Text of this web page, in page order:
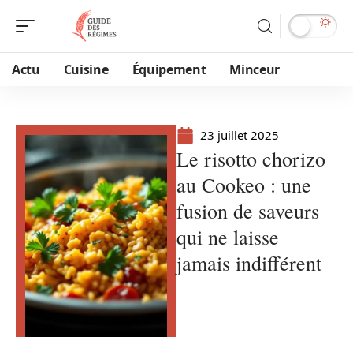
Actu Cuisine Équipement Minceur
23 juillet 2025
Le risotto chorizo
au Cookeo : une
fusion de saveurs
qui ne laisse
jamais indifférent